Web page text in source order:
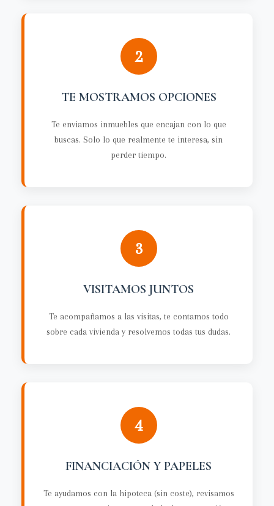
2
TE MOSTRAMOS OPCIONES
Te enviamos inmuebles que encajan con lo que
buscas. Solo lo que realmente te interesa, sin
perder tiempo.
3
VISITAMOS JUNTOS
Te acompañamos a las visitas, te contamos todo
sobre cada vivienda y resolvemos todas tus dudas.
4
FINANCIACIÓN Y PAPELES
Te ayudamos con la hipoteca (sin coste), revisamos